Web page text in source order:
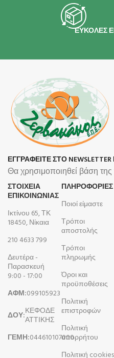
ΕΥΚΟΛΕΣ
ΕΓΓΡΑΦΕΙΤΕ ΣΤΟ
Θα χρησιμοποιηθεί βάση
ΣΤΟΙΧΕΙΑ
ΕΠΙΚΟΙΝΩΝΙΑΣ
Ικτίνου 65, ΤΚ
18450, Νίκαια
210 4633 799
Δευτέρα -
Παρασκευή
9:00 - 17:00
ΑΦΜ:099105923
ΔΟΥ:ΚΕΦΟΔΕ
ΑΤΤΙΚΗΣ
ΓΕΜΗ:044610107000
ΠΛΗΡΟΦΟΡΊΕΣ
Ποιοί είμαστε
Τρόποι
αποστολής
Τρόποι
πληρωμής
Όροι και
προϋποθέσεις
Πολιτική
επιστροφών
Πολιτική
απορρήτου
Πολιτική cookies